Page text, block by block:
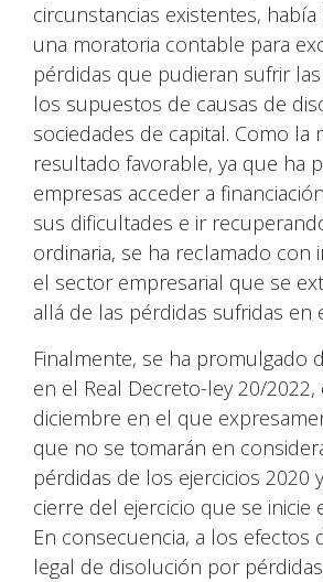
circunstancias existentes,
una moratoria contable para
pérdidas que pudieran sufrir
los supuestos de causas de
sociedades de capital. Como la
resultado favorable, ya que ha
empresas acceder a
sus dificultades e ir
ordinaria, se ha reclamado con
el sector empresarial que se
allá de las pérdidas sufridas en
Finalmente, se ha promulgado
en el Real Decreto-ley 20/2022,
diciembre en el que
que no se tomarán en
pérdidas de los ejercicios 2020
cierre del ejercicio que se inicie
En consecuencia, a los efectos
legal de disolución por